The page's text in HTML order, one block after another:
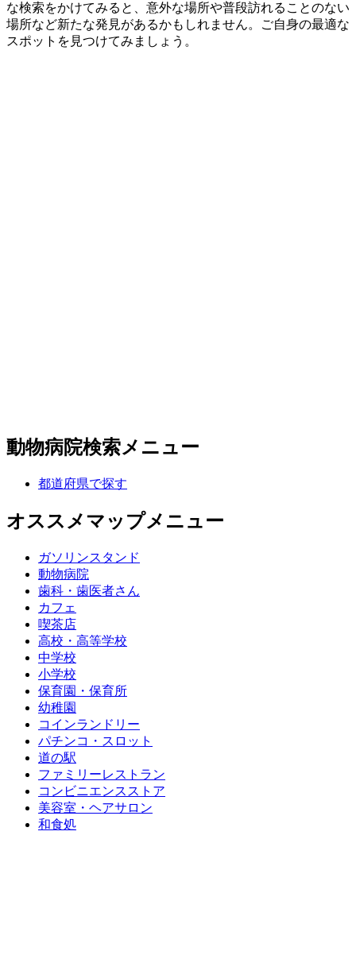
な検索をかけてみると、意外な場所や普段訪れることのない
場所など新たな発見があるかもしれません。ご自身の最適な
スポットを見つけてみましょう。
動物病院検索メニュー
都道府県で探す
オススメマップメニュー
ガソリンスタンド
動物病院
歯科・歯医者さん
カフェ
喫茶店
高校・高等学校
中学校
小学校
保育園・保育所
幼稚園
コインランドリー
パチンコ・スロット
道の駅
ファミリーレストラン
コンビニエンスストア
美容室・ヘアサロン
和食処